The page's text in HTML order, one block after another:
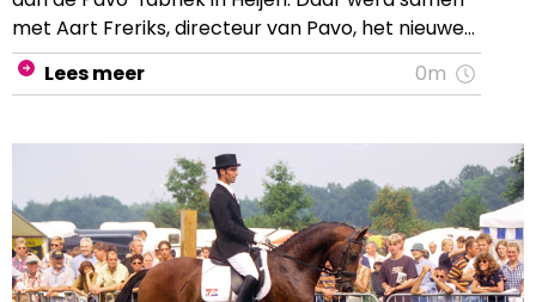
met Aart Freriks, directeur van Pavo, het nieuwe
contract ondertekend gevolgd door een
rondleiding door de fabriek en een kijkje achter de
paardenvoeding.
Lees meer 0m